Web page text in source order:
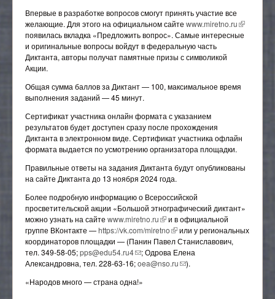
Впервые в разработке вопросов смогут принять участие все
желающие. Для этого на официальном сайте www.miretno.ru(внешняя
ссылка)
появилась вкладка «Предложить вопрос». Самые интересные
и оригинальные вопросы войдут в федеральную часть
Диктанта, авторы получат памятные призы с символикой
Акции.
Общая сумма баллов за Диктант — 100, максимальное время
выполнения заданий — 45 минут.
Сертификат участника онлайн формата с указанием
результатов будет доступен сразу после прохождения
Диктанта в электронном виде. Сертификат участника офлайн
формата выдается по усмотрению организатора площадки.
Правильные ответы на задания Диктанта будут опубликованы
на сайте Диктанта до 13 ноября 2024 года.
Более подробную информацию о Всероссийской
просветительской акции «Большой этнографический диктант»
можно узнать на сайтеwww.miretno.ru(внешняя ссылка)
и в официальной
группе ВКонтакте —https://vk.com/miretno(внешняя ссылка)
или у региональных
координаторов площадки — (Панин Павел Станиславович,
тел. 349-58-05;pps@edu54.ru4(ссылка для отправки email)
; Одрова Елена
Александровна, тел. 228-63-16;oea@nso.ru(ссылка для отправки
).
«Народов много — страна одна!»